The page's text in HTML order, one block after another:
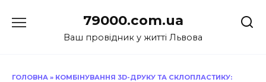
до
79000.com.ua
Ваш провідник у житті Львова
ГОЛОВНА » КОМБІНУВАННЯ 3D-ДРУКУ ТА СКЛОПЛАСТИКУ: